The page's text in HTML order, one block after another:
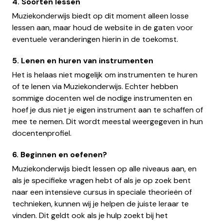
Muziekonderwijs biedt op dit moment alleen losse
lessen aan, maar houd de website in de gaten voor
eventuele veranderingen hierin in de toekomst.
5. Lenen en huren van instrumenten
Het is helaas niet mogelijk om instrumenten te huren
of te lenen via Muziekonderwijs. Echter hebben
sommige docenten wel de nodige instrumenten en
hoef je dus niet je eigen instrument aan te schaffen of
mee te nemen. Dit wordt meestal weergegeven in hun
docentenprofiel.
6. Beginnen en oefenen?
Muziekonderwijs biedt lessen op alle niveaus aan, en
als je specifieke vragen hebt of als je op zoek bent
naar een intensieve cursus in speciale theorieën of
technieken, kunnen wij je helpen de juiste leraar te
vinden. Dit geldt ook als je hulp zoekt bij het